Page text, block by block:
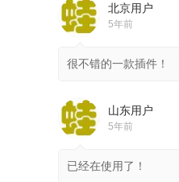
北京用户
5年前
很不错的一款插件！
山东用户
5年前
已经在使用了！